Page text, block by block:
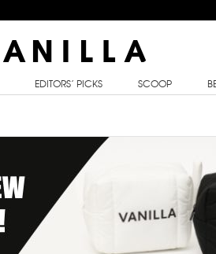
EDITORS’ PICKS SCOOP